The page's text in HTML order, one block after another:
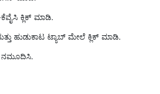
ಕ್ಲಿಕ್ ಮಾಡಿ.
ಹುಡುಕಾಟ ಟ್ಯಾಬ್ ಮೇಲೆ ಕ್ಲಿಕ್ ಮಾಡಿ.
ನಮೂದಿಸಿ.